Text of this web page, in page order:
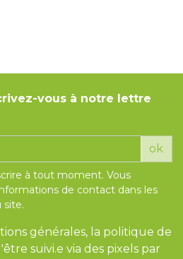
vous à notre lettre
ok
à tout moment. Vous
de contact dans les
site.
générales, la politique de
suivi.e via des pixels par